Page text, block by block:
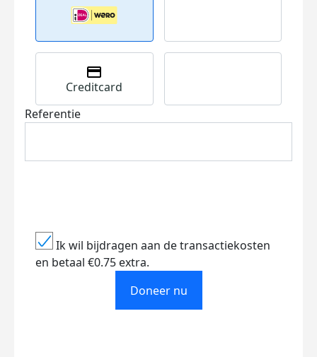
Creditcard
Referentie
Ik wil bijdragen aan de transactiekosten
en betaal €0.75 extra.
Doneer nu